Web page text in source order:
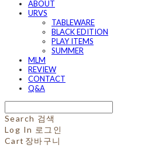
ABOUT
URVS
TABLEWARE
BLACK EDITION
PLAY ITEMS
SUMMER
MLM
REVIEW
CONTACT
Q&A
Search 검색
Log In 로그인
Cart 장바구니